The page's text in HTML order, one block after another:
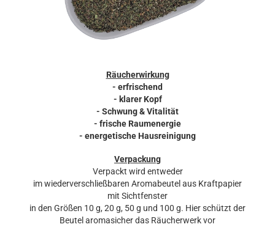
Räucherwirkung
- erfrischend
- klarer Kopf
- Schwung & Vitalität
- frische Raumenergie
- energetische Hausreinigung
Verpackung
Verpackt wird entweder
im wiederverschließbaren Aromabeutel aus Kraftpapier
mit Sichtfenster
in den Größen 10 g, 20 g, 50 g und 100 g. Hier schützt der
Beutel aromasicher das Räucherwerk vor